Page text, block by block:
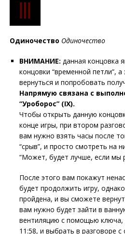
Одиночество Одиночество
ВНИМАНИЕ: данная концовка
концовки “временной петли”,
вернуться и попробовать
Напрямую связана с
“Уроборос” (IX).
Чтобы открыть данную
конце игры, при втором
вам нужно взять часы после
“срыв”, и просто смотреть на
“Может, будет лучше, если мы
После этого вам покажут
будет продолжить игру,
пройдена, и вы сможете
вам нужно будет зайти в
вентиляцию с помощью ключа,
11:58, и выбрать в разговоре с